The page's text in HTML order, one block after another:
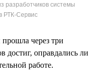
разработчиков системы
РТК-Сервис
прошла через три
достиг, оправдались ли
работе.